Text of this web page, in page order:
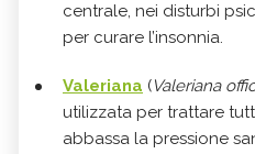
centrale, nei disturbi
per curare l’insonnia.
Valeriana (Valeriana
utilizzata per trattare
abbassa la pressione